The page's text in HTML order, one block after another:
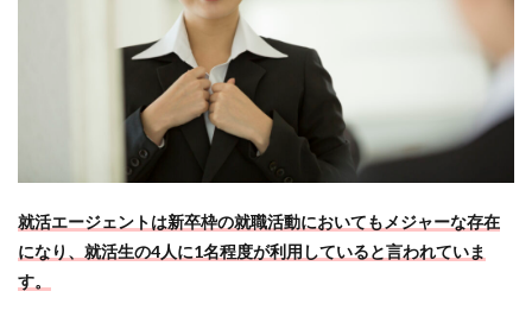
就活エージェントは新卒枠の就職活動においてもメジャーな存在
になり、就活生の4人に1名程度が利用していると言われていま
す。